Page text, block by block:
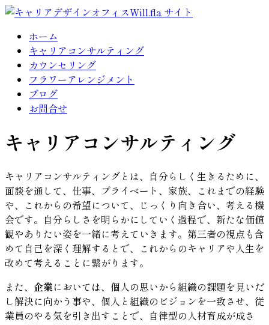
ホーム
キャリアコンサルティング
カウンセリング
フラワーアレンジメント
ブログ
お問合せ
キャリアコンサルティング
キャリアコンサルティングとは、自分らしく生きるために、
面談を通して、仕事、プライベート、家族、これまでの経験
や、これからの希望について、じっくり向き合い、考える機
会です。自分らしさを明らかにしていく過程で、新たな価値
観やありたい姿を一緒に考えていきます。第三者の視点も含
めて自己を深く理解するとで、これからのキャリアや人生を
改めて考えることに繋がります。
また、 企業においては、個人の思いから組織の課題を見いだ
し解決に向かう事や、個人と組織のビジョンを一致させ、従
業員のやる気を引き出すことで、自律型の人材育成が成さ